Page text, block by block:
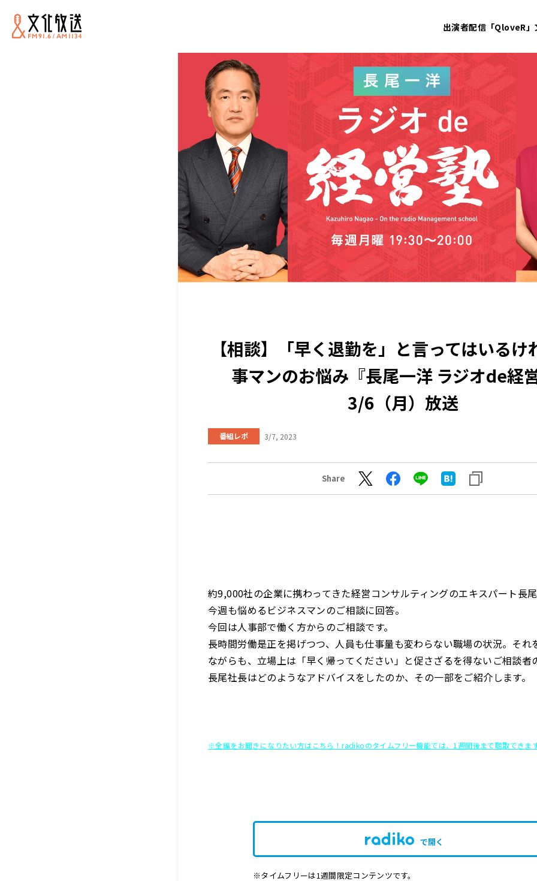
出演者配信「QloveR」
【相談】「早く退勤を」と言ってはいる
事マンのお悩み『長尾一洋 ラジオde経
3/6（月）放送
番組レポ 3/7, 2023
Share
約9,000社の企業に携わってきた経営コンサルティングのエキスパート長
今週も悩めるビジネスマンのご相談に回答。
今回は人事部で働く方からのご相談です。
長時間労働是正を掲げつつ、人員も仕事量も変わらない職場の状況。それ
ながらも、立場上は「早く帰ってください」と促さざるを得ないご相談者
長尾社長はどのようなアドバイスをしたのか、その一部をご紹介します。
※全編をお聞きになりたい方はこちら！radikoのタイムフリー機能では、1週間後まで聴取できま
で開く
※タイムフリーは1週間限定コンテンツです。